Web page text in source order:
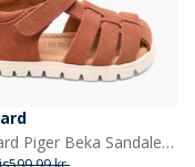
Bisgaard Piger Beka Sandaler Rose